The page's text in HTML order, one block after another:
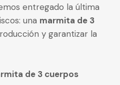
entregado la última
una marmita de 3
y garantizar la
de 3 cuerpos